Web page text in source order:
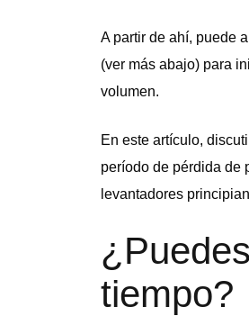
A partir de ahí, puede
(ver más abajo) para
volumen.
En este artículo,
período de pérdida de
levantadores
tiempo?